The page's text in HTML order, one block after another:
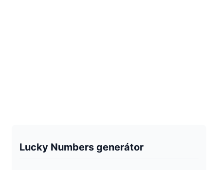
Lucky Numbers generátor